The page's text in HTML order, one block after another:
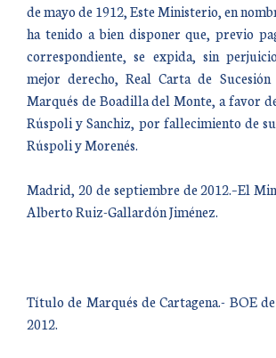
de mayo de 1912, Este Ministerio, en
ha tenido a bien disponer que, previo
correspondiente, se expida, sin
mejor derecho, Real Carta de
Marqués de Boadilla del Monte, a favor
Rúspoli y Sanchiz, por fallecimiento de
Rúspoli y Morenés.
Madrid, 20 de septiembre de 2012.–El
Alberto Ruiz-Gallardón Jiménez.
Título de Marqués de Cartagena.- BOE
2012.